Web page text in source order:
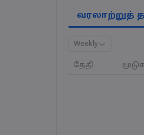
வரலாற்றுத்
Weekly
தேதி